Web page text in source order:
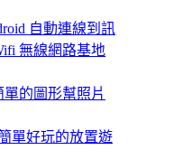
自動連線到訊
無線網路基地
單的圖形幫照片
單好玩的放置遊